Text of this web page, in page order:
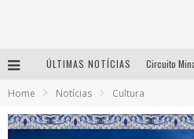
ÚLTIMAS NOTÍCIAS
Home Notícias Cultura